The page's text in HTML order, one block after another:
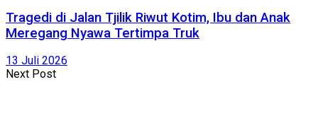
Tragedi di Jalan Tjilik Riwut Kotim, Ibu dan Anak
Meregang Nyawa Tertimpa Truk
13 Juli 2026
Next Post